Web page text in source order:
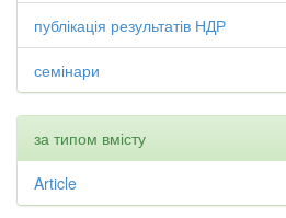
публікація результатів НДР
семінари
за типом вмісту
Article